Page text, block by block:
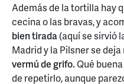
Además de la tortilla hay
cecina o las bravas, y
bien tirada(aquí se sirvió
Madrid y la Pilsner se
vermú de grifo.Qué
de repetirlo, aunque